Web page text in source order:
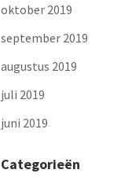
oktober 2019
september 2019
augustus 2019
juli 2019
juni 2019
Categorieën